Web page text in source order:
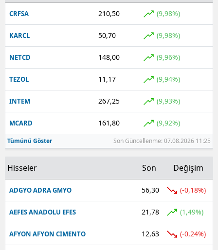
CRFSA 210,50 (9,98%)
KARCL 50,70 (9,98%)
NETCD 148,00 (9,96%)
TEZOL 11,17 (9,94%)
INTEM 267,25 (9,93%)
MCARD 161,80 (9,92%)
Tümünü Göster Son Güncellenme: 07.08.2026 11:25
Hisseler Son Değişim
ADGYO ADRA GMYO 56,30 (-0,18%)
AEFES ANADOLU EFES 21,78 (1,49%)
AFYON AFYON CIMENTO 12,63 (-0,24%)